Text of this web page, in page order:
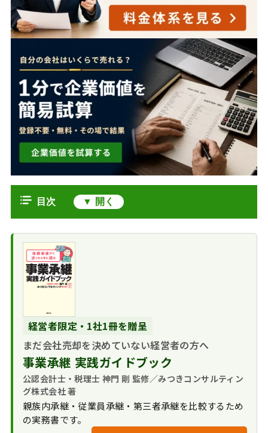
目次
者の損得が動く
の承認が要る
株式交換比率の計算方法
上場か非上場かで
使う手法が変わる
最後は条件交渉で
詰める
比率の決め方｜固定方式と変動方式
完全子会社化で見落としやすい注意
株式の希薄化と既
単元未満株式が生
じる可能性
比率が不公正だと
比率の妥当性は第
三者の目で確かめる
株式交換の税務は適格かどうかで分
かれる
適格なら課税が繰
り延べられる
課税される
合併比率や他手法との関係で考える
合併で使われる合
株式譲渡・株式交
中小企業オーナーが押さえる株式交
換の実務
第三者へのM&Aで
株式交換が少ない理由
株式交換比率に関するFAQ
経営者限定・1社1冊を贈呈
まだ会社売却を決めていない経営者の方へ
事業承継 実践ガイドブック
公認会計士・税理士 神門 剛 監修／みつきコンサルティン
グ株式会社 著
親族内承継・従業員承継・第三者承継を比較するため
の実務書です。